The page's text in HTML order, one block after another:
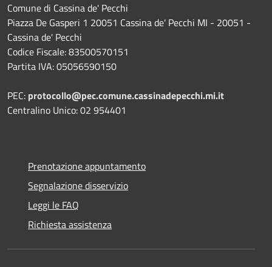
Comune di Cassina de' Pecchi
Piazza De Gasperi 1 20051 Cassina de' Pecchi MI - 20051 -
Cassina de' Pecchi
Codice Fiscale: 83500570151
Partita IVA: 05056590150
PEC: protocollo@pec.comune.cassinadepecchi.mi.it
Centralino Unico: 02 954401
Prenotazione appuntamento
Segnalazione disservizio
Leggi le FAQ
Richiesta assistenza